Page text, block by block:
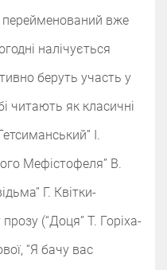
перейменований вже
налічується
беруть участь у
читають як класичні
І.
Мефістофеля” В.
Г. Квітки-
(“Доця” Т. Горіха-
“Я бачу вас